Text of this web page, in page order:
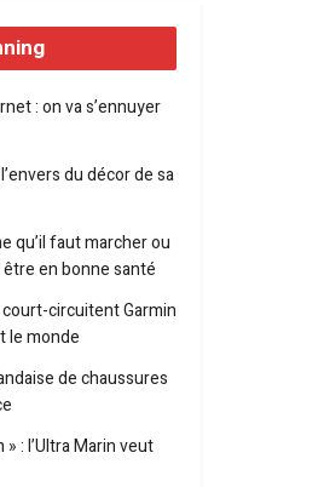
: on va s’ennuyer
du décor de sa
qu’il faut marcher ou
en bonne santé
circuitent Garmin
le monde
de chaussures
: l’Ultra Marin veut